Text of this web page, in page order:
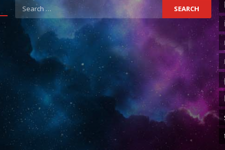
Search
for: